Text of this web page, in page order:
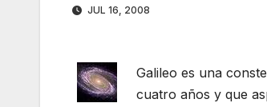
JUL 16, 2008
Galileo es una
cuatro años y que